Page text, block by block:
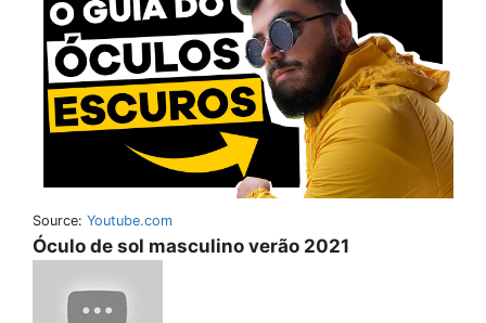
Source: Youtube.com
Óculo de sol masculino verão 2021